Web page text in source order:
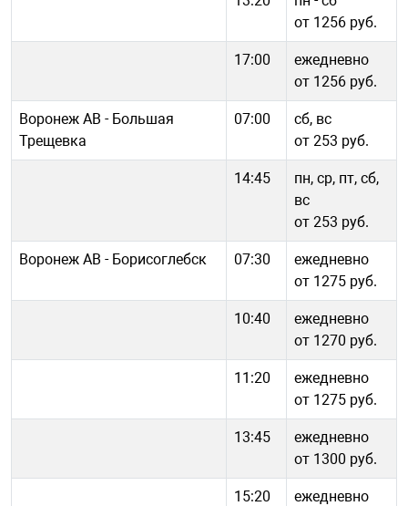
от 1256 руб.
17:00
ежедневно
от 1256 руб.
Воронеж АВ - Большая
Трещевка
07:00
сб, вс
от 253 руб.
14:45
пн, ср, пт, сб,
вс
от 253 руб.
Воронеж АВ - Борисоглебск 07:30
ежедневно
от 1275 руб.
10:40
ежедневно
от 1270 руб.
11:20
ежедневно
от 1275 руб.
13:45
ежедневно
от 1300 руб.
15:20
ежедневно